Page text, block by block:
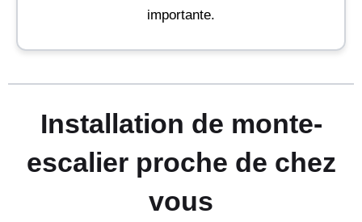
importante.
Installation de monte-
escalier proche de chez
vous